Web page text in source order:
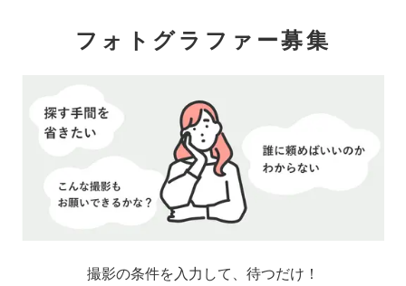
赤ちゃんの素肌は大変繊細ですので、肌を傷
物は全て用意しております。
撮影当日にフォトグラファーが持参するので
ご安心ください。
なお、セレモニードレスなど衣装を用いた撮
影は対応できませんのでご了承ください。
撮影したい衣装がある場合は「こだわり指名
い。
フォトグラファー募集
撮影の条件を入力して、待つだけ！